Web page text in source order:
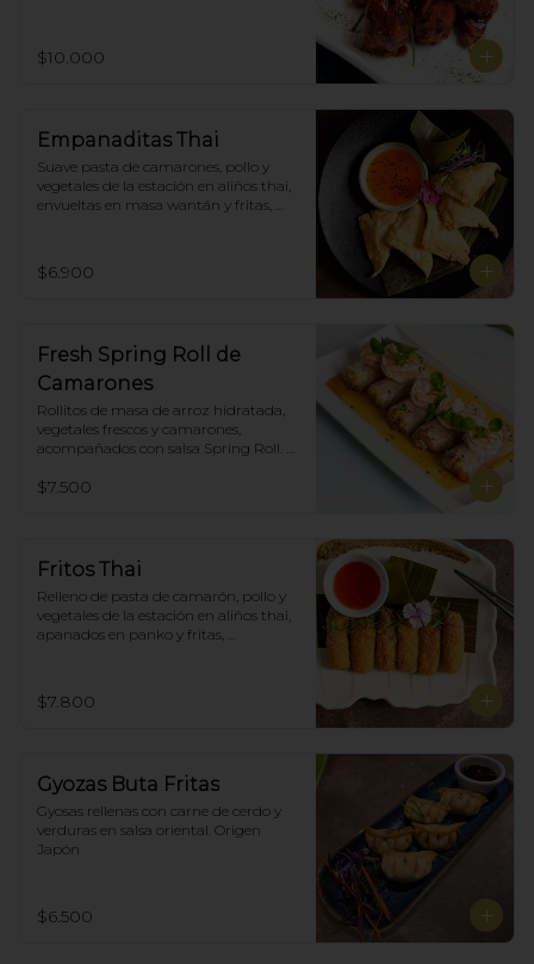
$10.000
Empanaditas Thai
Suave pasta de camarones, pollo y
vegetales de la estación en aliños thai,
envueltas en masa wantán y fritas,
$6.900
Fresh Spring Roll de
Camarones
Rollitos de masa de arroz hidratada,
vegetales frescos y camarones,
acompañados con salsa Spring Roll.
$7.500
Fritos Thai
Relleno de pasta de camarón, pollo y
vegetales de la estación en aliños thai,
apanados en panko y fritas,
$7.800
Gyozas Buta Fritas
Gyosas rellenas con carne de cerdo y
verduras en salsa oriental. Origen
Japón
$6.500